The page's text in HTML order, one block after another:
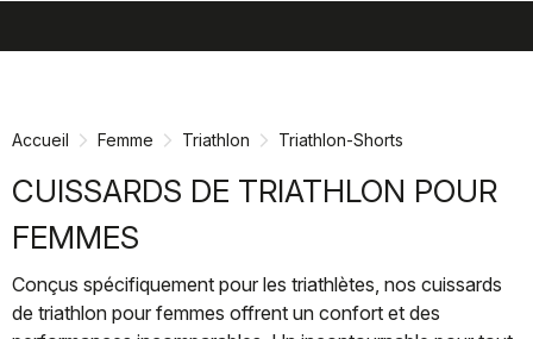
directement
navigation
directement
Accueil Femme Triathlon Triathlon-Shorts
CUISSARDS DE TRIATHLON POUR
FEMMES
Conçus spécifiquement pour les triathlètes, nos cuissards
de triathlon pour femmes offrent un confort et des